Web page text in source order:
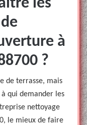
les
à
?
de terrasse, mais
à qui demander les
nettoyage
le mieux de faire